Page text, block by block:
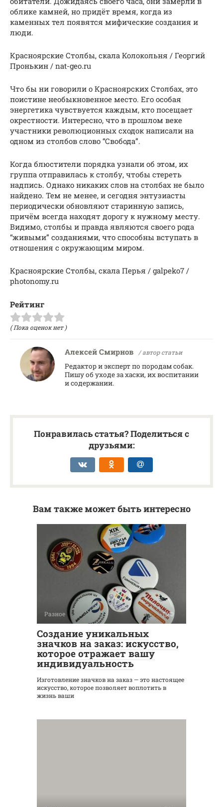
облике камней, но придёт время, когда из
каменных тел появятся мифические создания и
люди.
Красноярские Столбы, скала Колокольня / Георгий
Пронькин / nat-geo.ru
Что бы ни говорили о Красноярских Столбах, это
поистине необыкновенное место. Его особая
энергетика чувствуется каждым, кто посещает
окрестности. Интересно, что в прошлом веке
участники революционных сходок написали на
одном из столбов слово “Свобода”.
Когда блюстители порядка узнали об этом, их
группа отправилась к столбу, чтобы стереть
надпись. Однако никаких слов на столбах не было
найдено. Тем не менее, и сегодня энтузиасты
периодически обновляют старинную запись,
причём всегда находят дорогу к нужному месту.
Видимо, столбы и правда являются своего рода
“живыми” созданиями, что способны вступать в
отношения с окружающим миром.
Красноярские Столбы, скала Перья / galpeko7 /
photonomy.ru
Рейтинг
( Пока оценок нет )
Алексей Смирнов / автор статьи
Редактор и эксперт по породам собак.
Пишу об уходе за хаски, их воспитании
и содержании.
Понравилась статья? Поделиться с
друзьями:
Вам также может быть интересно
Разное 0
Создание уникальных
значков на заказ: искусство,
которое отражает вашу
индивидуальность
Изготовление значков на заказ — это настоящее
искусство, которое позволяет воплотить в
жизнь ваши